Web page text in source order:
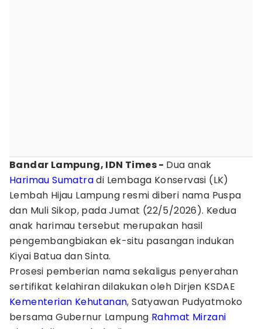
Bandar Lampung, IDN Times - Dua anak
Harimau Sumatradi Lembaga Konservasi (LK)
Lembah Hijau Lampung resmi diberi nama Puspa
dan Muli Sikop, pada Jumat (22/5/2026). Kedua
anak harimau tersebut merupakan hasil
pengembangbiakan ek-situ pasangan indukan
Kiyai Batua dan Sinta.
Prosesi pemberian nama sekaligus penyerahan
sertifikat kelahiran dilakukan oleh Dirjen KSDAE
Kementerian Kehutanan, Satyawan Pudyatmoko
bersama Gubernur Lampung Rahmat Mirzani